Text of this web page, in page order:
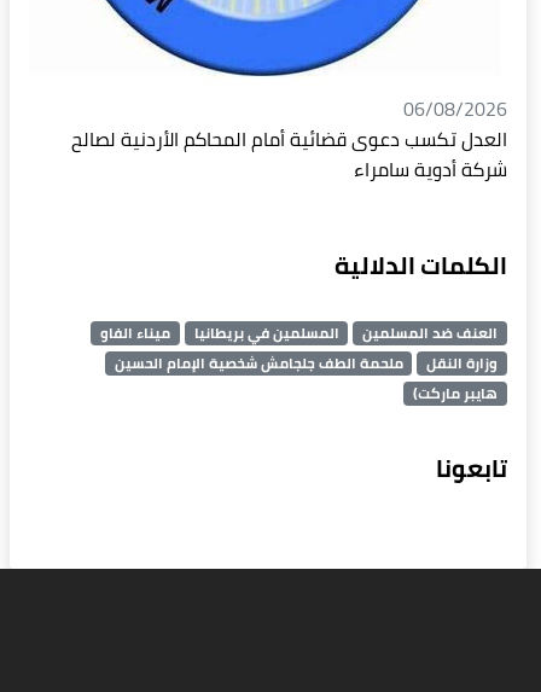
06/08/2026
العدل تكسب دعوى قضائية أمام المحاكم الأردنية لصالح
شركة أدوية سامراء
الكلمات الدلالية
العنف ضد المسلمين المسلمين في بريطانيا
ميناء الفاو
وزارة النقل
ملحمة الطف جلجامش شخصية الإمام الحسين
هايبر ماركت)
تابعونا